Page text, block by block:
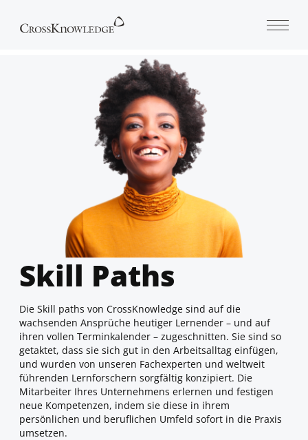
Skill Paths
Die Skill paths von CrossKnowledge sind auf die
wachsenden Ansprüche heutiger Lernender – und auf
ihren vollen Terminkalender – zugeschnitten. Sie sind so
getaktet, dass sie sich gut in den Arbeitsalltag einfügen,
und wurden von unseren Fachexperten und weltweit
führenden Lernforschern sorgfältig konzipiert. Die
Mitarbeiter Ihres Unternehmens erlernen und festigen
neue Kompetenzen, indem sie diese in ihrem
persönlichen und beruflichen Umfeld sofort in die Praxis
umsetzen.